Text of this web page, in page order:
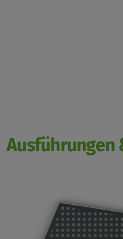
Ausführungen